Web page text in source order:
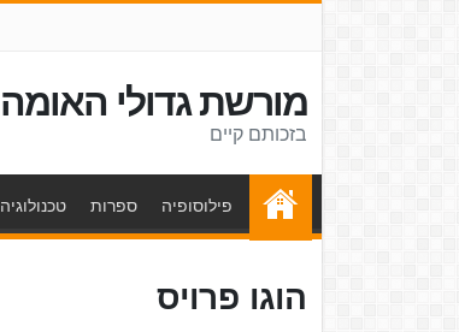
מורשת גדולי האומה
בזכותם קיים
פילוסופיה ספרות טכנולוגיה
הוגו פרויס